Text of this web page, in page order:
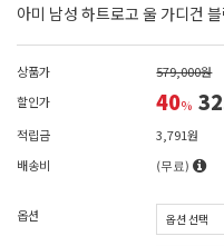
아미 남성 하트로고 울 가디건
상품가
579,000원
할인가
40%
적립금
3,791원
배송비
(무료)
옵션